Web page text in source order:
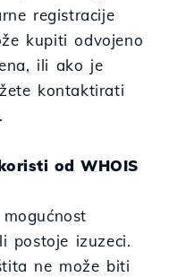
registracije
kupiti odvojeno
ili ako je
kontaktirati
od WHOIS
postoje izuzeci.
ne može biti